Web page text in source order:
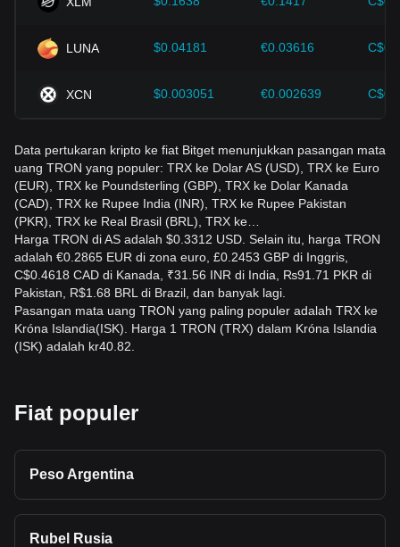
LUNA $0.04181 €0.03616
XCN $0.003051 €0.002639
Data pertukaran kripto ke fiat Bitget menunjukkan pasangan mata
uang TRON yang populer: TRX ke Dolar AS (USD), TRX ke Euro
(EUR), TRX ke Poundsterling (GBP), TRX ke Dolar Kanada
(CAD), TRX ke Rupee India (INR), TRX ke Rupee Pakistan
(PKR), TRX ke Real Brasil (BRL), TRX ke…
Harga TRON di AS adalah $0.3312 USD. Selain itu, harga TRON
adalah €0.2865 EUR di zona euro, £0.2453 GBP di Inggris,
C$0.4618 CAD di Kanada, ₹31.56 INR di India, ₨91.71 PKR di
Pakistan, R$1.68 BRL di Brazil, dan banyak lagi.
Pasangan mata uang TRON yang paling populer adalah TRX ke
Króna Islandia(ISK). Harga 1 TRON (TRX) dalam Króna Islandia
(ISK) adalah kr40.82.
Fiat populer
Peso Argentina
Rubel Rusia